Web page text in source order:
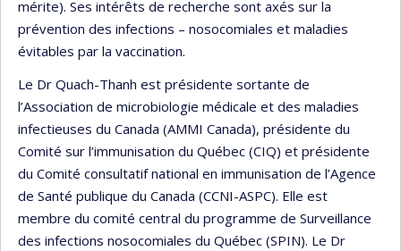
mérite). Ses intérêts de recherche sont axés sur la
prévention des infections – nosocomiales et maladies
évitables par la vaccination.
Le Dr Quach-Thanh est présidente sortante de
l’Association de microbiologie médicale et des maladies
infectieuses du Canada (AMMI Canada), présidente du
Comité sur l’immunisation du Québec (CIQ) et présidente
du Comité consultatif national en immunisation de l’Agence
de Santé publique du Canada (CCNI-ASPC). Elle est
membre du comité central du programme de Surveillance
des infections nosocomiales du Québec (SPIN). Le Dr